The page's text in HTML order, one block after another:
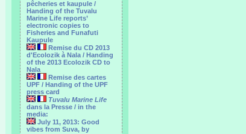
pêcheries et kaupule /
Handing of the Tuvalu
Marine Life reports’
electronic copies to
Fisheries and Funafuti
Kaupule
Remise du CD 2013
d'Ecolozik à Nala / Handing
of the 2013 Ecolozik CD to
Nala
Remise des cartes
UPF / Handing of the UPF
press card
Tuvalu Marine Life
dans la Presse / in the
media:
July 11, 2013: Good
vibes from Suva, by